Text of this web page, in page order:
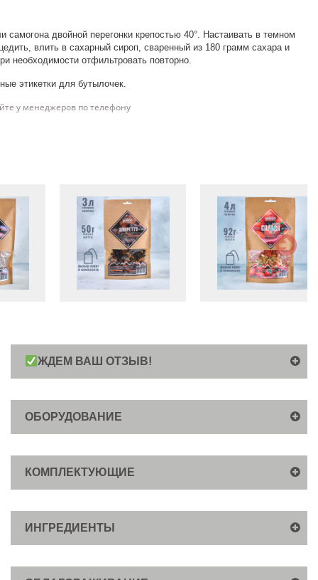
двойной перегонки крепостью 40°. Настаивать в темном
влить в сахарный сироп, сваренный из 180 грамм сахара и
необходимости отфильтровать повторно.
этикетки для бутылочек.
у менеджеров по телефону
ЖДЕМ ВАШ ОТЗЫВ!
ОБОРУДОВАНИЕ
КОМПЛЕКТУЮЩИЕ
ИНГРЕДИЕНТЫ